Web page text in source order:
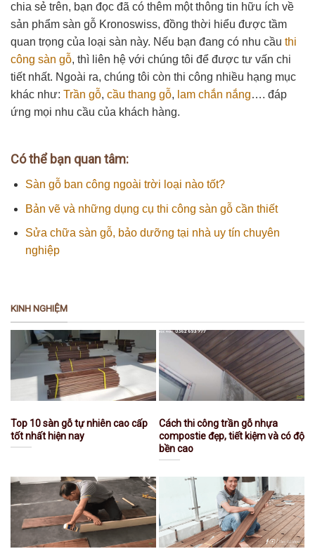
chia sẻ trên, bạn đọc đã có thêm một thông tin hữu ích về
sản phẩm sàn gỗ Kronoswiss, đồng thời hiểu được tầm
quan trọng của loại sàn này. Nếu bạn đang có nhu cầu thi
công sàn gỗ, thì liên hệ với chúng tôi để được tư vấn chi
tiết nhất. Ngoài ra, chúng tôi còn thi công nhiều hạng mục
khác như: Trần gỗ, cầu thang gỗ, lam chắn nắng…. đáp
ứng mọi nhu cầu của khách hàng.
Có thể bạn quan tâm:
Sàn gỗ ban công ngoài trời loại nào tốt?
Bản vẽ và những dụng cụ thi công sàn gỗ cần thiết
Sửa chữa sàn gỗ, bảo dưỡng tại nhà uy tín chuyên
nghiệp
KINH NGHIỆM
Top 10 sàn gỗ tự nhiên cao cấp
tốt nhất hiện nay
Cách thi công trần gỗ nhựa
compostie đẹp, tiết kiệm và có độ
bền cao